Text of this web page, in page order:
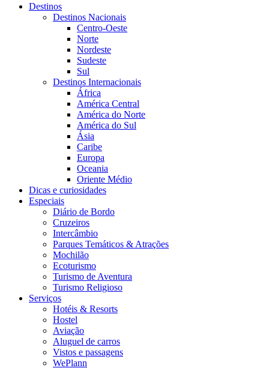
Destinos
Destinos Nacionais
Centro-Oeste
Norte
Nordeste
Sudeste
Sul
Destinos Internacionais
África
América Central
América do Norte
América do Sul
Ásia
Caribe
Europa
Oceania
Oriente Médio
Dicas e curiosidades
Especiais
Diário de Bordo
Cruzeiros
Intercâmbio
Parques Temáticos & Atrações
Mochilão
Ecoturismo
Turismo de Aventura
Turismo Religioso
Serviços
Hotéis & Resorts
Hostel
Aviação
Aluguel de carros
Vistos e passagens
WePlann